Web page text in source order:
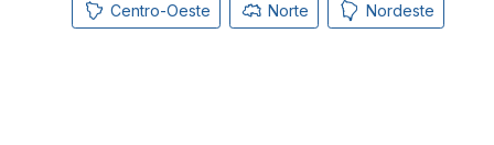
Centro-Oeste Norte Nordeste